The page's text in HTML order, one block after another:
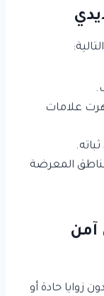
علامات
المعرضة
آمن
زوايا حادة أو